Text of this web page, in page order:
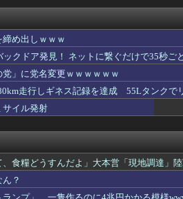
ば、クーラーが設置されるのでは」
め出しｗｗｗ
ックドア発見！ ネットに繋ぐだけで35秒ご
党」に党名変更ｗｗｗｗｗｗ
走行しギネス記録を達成 55Lタンクで
サイル発射
食糧どうすんだよ」大本営「現地調達」
？